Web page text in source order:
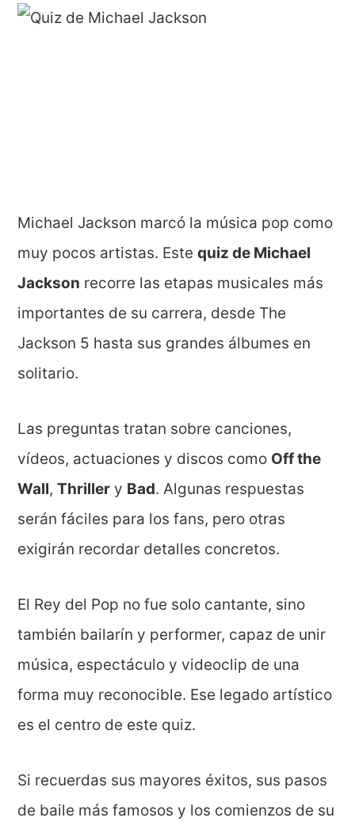
Michael Jackson marcó la música pop como
muy pocos artistas. Estequiz de Michael
Jackson recorre las etapas musicales más
importantes de su carrera, desde The
Jackson 5 hasta sus grandes álbumes en
solitario.
Las preguntas tratan sobre canciones,
vídeos, actuaciones y discos como Off the
Wall,Thriller y Bad. Algunas respuestas
serán fáciles para los fans, pero otras
exigirán recordar detalles concretos.
El Rey del Pop no fue solo cantante, sino
también bailarín y performer, capaz de unir
música, espectáculo y videoclip de una
forma muy reconocible. Ese legado artístico
es el centro de este quiz.
Si recuerdas sus mayores éxitos, sus pasos
de baile más famosos y los comienzos de su